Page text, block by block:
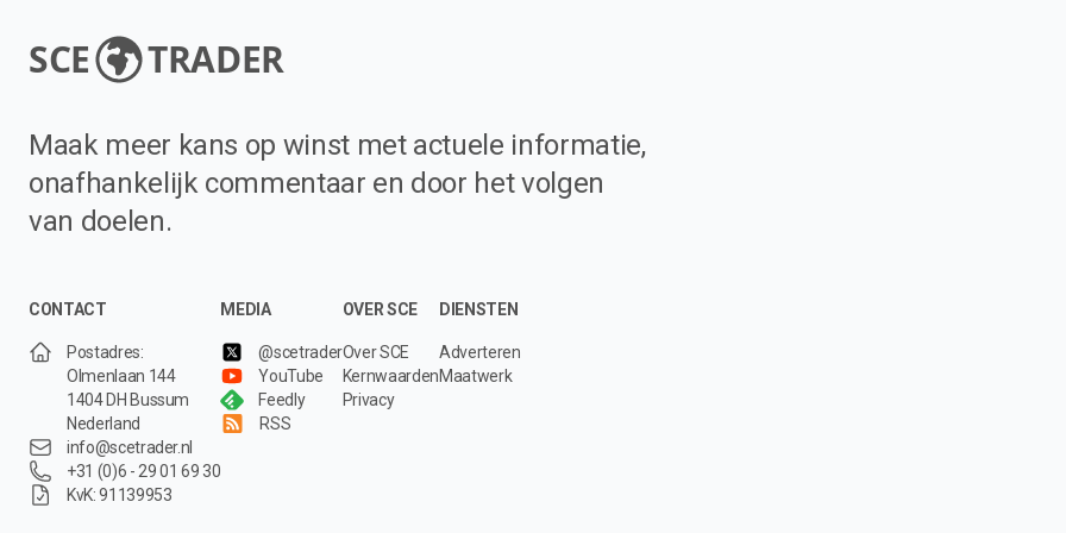
SCE TRADER
Maak meer kans op winst met actuele informatie,
onafhankelijk commentaar en door het volgen
van doelen.
CONTACT
Postadres:
Olmenlaan 144
1404 DH Bussum
Nederland
info@scetrader.nl
+31 (0)6 - 29 01 69 30
KvK: 91139953
MEDIA
@scetrader
YouTube
Feedly
RSS
OVER SCE
Over SCE
Kernwaarden
Privacy
DIENSTEN
Adverteren
Maatwerk